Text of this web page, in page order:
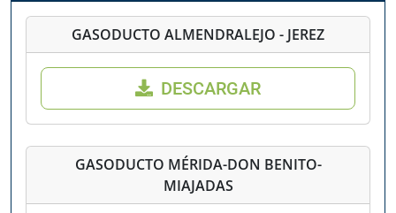
GASODUCTO ALMENDRALEJO - JEREZ
DESCARGAR
GASODUCTO MÉRIDA-DON BENITO-
MIAJADAS